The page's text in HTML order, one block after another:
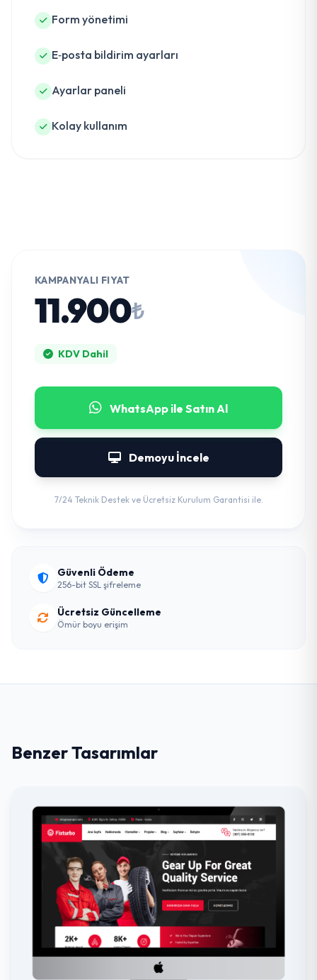
Form yönetimi
E‑posta bildirim ayarları
Ayarlar paneli
Kolay kullanım
KAMPANYALI FIYAT
11.900₺
KDV Dahil
WhatsApp ile Satın Al
Demoyu İncele
7/24 Teknik Destek ve Ücretsiz Kurulum Garantisi ile.
Güvenli Ödeme
256-bit SSL şifreleme
Ücretsiz Güncelleme
Ömür boyu erişim
Benzer Tasarımlar